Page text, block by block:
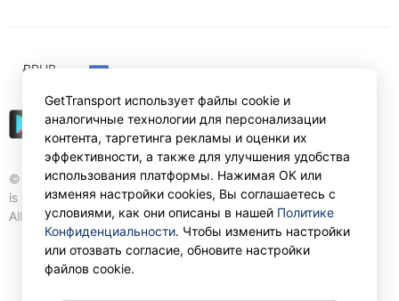
© Gettransport International Limited. GetTransport®
is trademark of Gettransport International Limited.
All rights reserved.
₽RUB
GetTransport использует файлы cookie и
аналогичные технологии для персонализации
контента, таргетинга рекламы и оценки их
эффективности, а также для улучшения удобства
использования платформы. Нажимая ОК или
изменяя настройки cookies, Вы соглашаетесь с
условиями, как они описаны в нашей Политике
Конфиденциальности. Чтобы изменить настройки
или отозвать согласие, обновите настройки
файлов cookie.